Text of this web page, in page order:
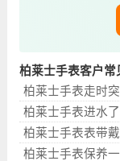
柏莱士手表客户常
柏莱士手表走时
柏莱士手表进水
柏莱士手表表带
柏莱士手表保养